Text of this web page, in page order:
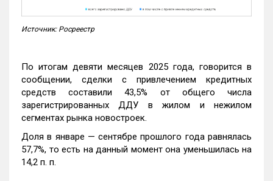
Источник: Росреестр
По итогам девяти месяцев 2025 года, говорится в
сообщении, сделки с привлечением кредитных
средств составили 43,5% от общего числа
зарегистрированных ДДУ в жилом и нежилом
сегментах рынка новостроек.
Доля в январе — сентябре прошлого года равнялась
57,7%, то есть на данный момент она уменьшилась на
14,2 п. п.